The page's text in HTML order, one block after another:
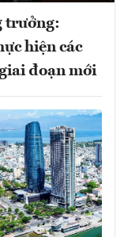
trưởng:
hiện các
đoạn mới